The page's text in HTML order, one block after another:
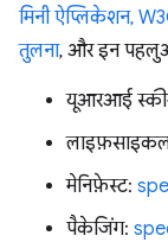
मिनी ऐप्लिकेशन,
तुलना, और इन
यूआरआई
मेनिफ़ेस्ट:
पैकेजिंग: